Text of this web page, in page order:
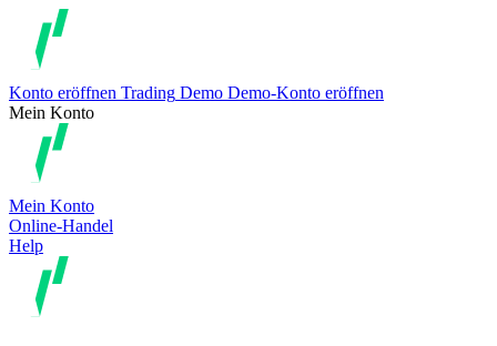
Konto eröffnen Trading Demo Demo-Konto eröffnen
Mein Konto
Mein Konto
Online-Handel
Help